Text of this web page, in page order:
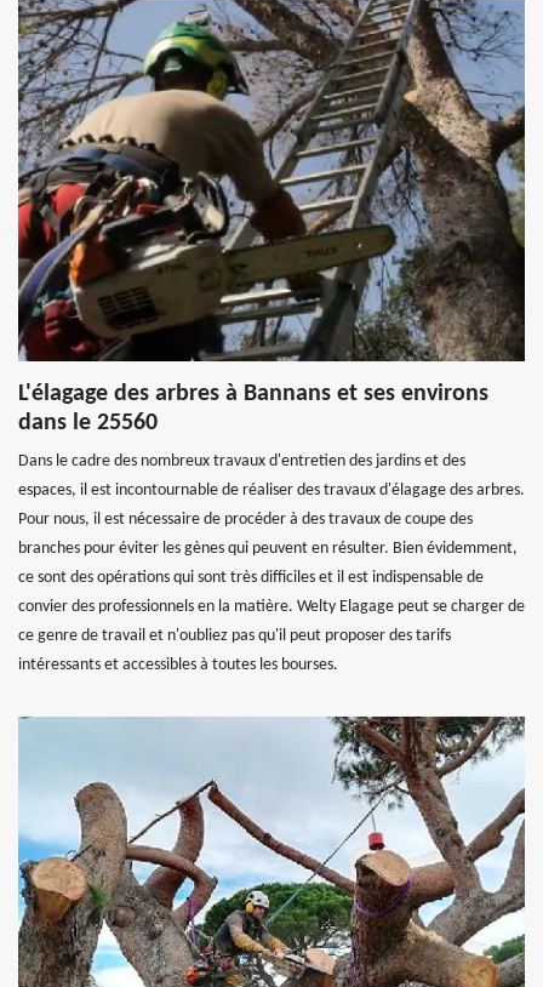
L'élagage des arbres à Bannans et ses environs
dans le 25560
Dans le cadre des nombreux travaux d'entretien des jardins et des
espaces, il est incontournable de réaliser des travaux d'élagage des arbres.
Pour nous, il est nécessaire de procéder à des travaux de coupe des
branches pour éviter les gènes qui peuvent en résulter. Bien évidemment,
ce sont des opérations qui sont très difficiles et il est indispensable de
convier des professionnels en la matière. Welty Elagage peut se charger de
ce genre de travail et n'oubliez pas qu'il peut proposer des tarifs
intéressants et accessibles à toutes les bourses.